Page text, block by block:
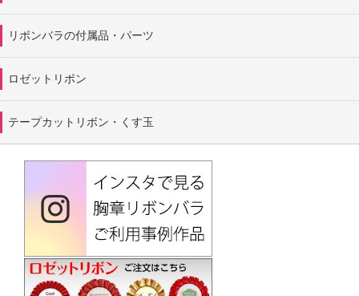
リボンバラの付属品・パーツ
ロゼットリボン
テープカットリボン・くす玉